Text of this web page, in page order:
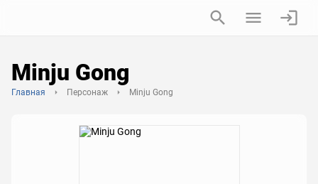
Minju Gong
Главная Персонаж Minju Gong